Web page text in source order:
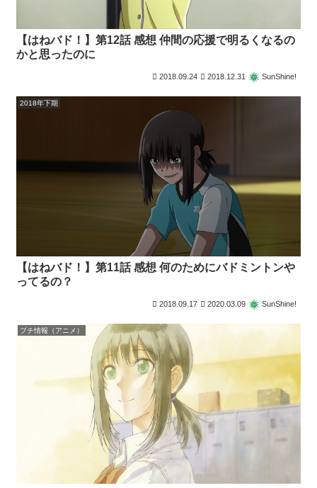
【はねバド！】第12話 感想 仲間の応援で明るくなるの
かと思ったのに
2018.09.24 2018.12.31 SunShine!
2018年下期
【はねバド！】第11話 感想 何のためにバドミントンや
ってるの？
2018.09.17 2020.03.09 SunShine!
プチ情報（アニメ）